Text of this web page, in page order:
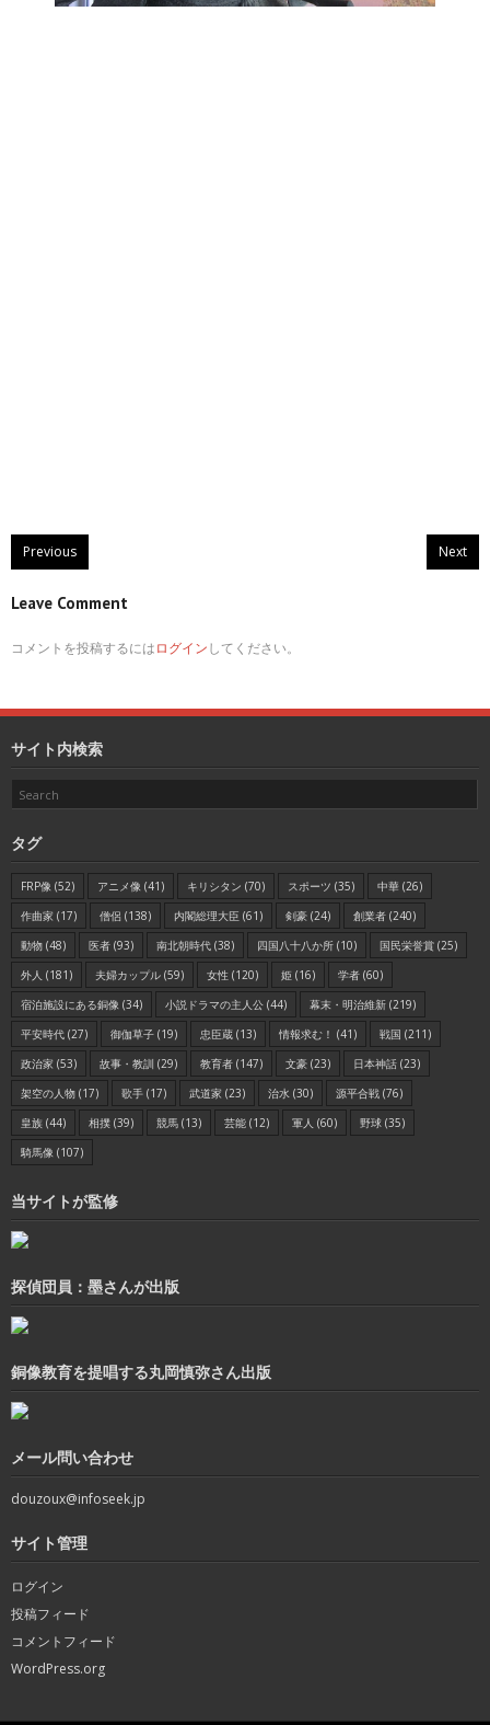
Previous Next
Leave Comment
コメントを投稿するにはログインしてください。
サイト内検索
タグ
FRP像 (52) アニメ像 (41) キリシタン (70) スポーツ (35) 中華 (26)
作曲家 (17) 僧侶 (138) 内閣総理大臣 (61) 剣豪 (24) 創業者 (240)
動物 (48) 医者 (93) 南北朝時代 (38) 四国八十八か所 (10) 国民栄誉賞 (25)
外人 (181) 夫婦カップル (59) 女性 (120) 姫 (16) 学者 (60)
宿泊施設にある銅像 (34) 小説ドラマの主人公 (44) 幕末・明治維新 (219)
平安時代 (27) 御伽草子 (19) 忠臣蔵 (13) 情報求む！ (41) 戦国 (211)
政治家 (53) 故事・教訓 (29) 教育者 (147) 文豪 (23) 日本神話 (23)
架空の人物 (17) 歌手 (17) 武道家 (23) 治水 (30) 源平合戦 (76)
皇族 (44) 相撲 (39) 競馬 (13) 芸能 (12) 軍人 (60) 野球 (35)
騎馬像 (107)
当サイトが監修
探偵団員：墨さんが出版
銅像教育を提唱する丸岡慎弥さん出版
メール問い合わせ
douzoux@infoseek.jp
サイト管理
ログイン
投稿フィード
コメントフィード
WordPress.org